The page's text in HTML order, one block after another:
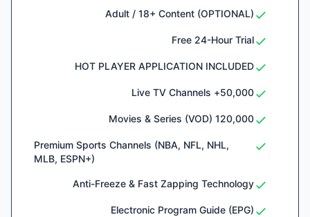
Adult / 18+ Content (OPTIONAL)
Free 24-Hour Trial
HOT PLAYER APPLICATION INCLUDED
50,000+ Live TV Channels
120,000 Movies & Series (VOD)
Premium Sports Channels (NBA, NFL, NHL,
MLB, ESPN+)
Anti-Freeze & Fast Zapping Technology
Electronic Program Guide (EPG)